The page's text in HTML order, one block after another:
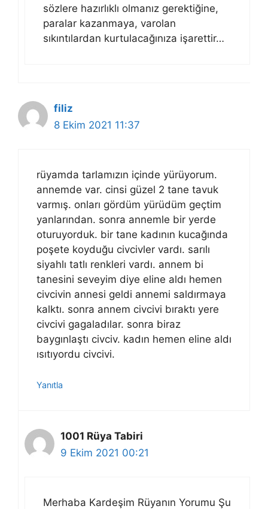
sözlere hazırlıklı olmanız gerektiğine,
paralar kazanmaya, varolan
sıkıntılardan kurtulacağınıza işarettir…
filiz
8 Ekim 2021 11:37
rüyamda tarlamızın içinde yürüyorum.
annemde var. cinsi güzel 2 tane tavuk
varmış. onları gördüm yürüdüm geçtim
yanlarından. sonra annemle bir yerde
oturuyorduk. bir tane kadının kucağında
poşete koyduğu civcivler vardı. sarılı
siyahlı tatlı renkleri vardı. annem bi
tanesini seveyim diye eline aldı hemen
civcivin annesi geldi annemi saldırmaya
kalktı. sonra annem civcivi bıraktı yere
civcivi gagaladılar. sonra biraz
baygınlaştı civciv. kadın hemen eline aldı
ısıtıyordu civcivi.
Yanıtla
1001 Rüya Tabiri
9 Ekim 2021 00:21
Merhaba Kardeşim Rüyanın Yorumu Şu